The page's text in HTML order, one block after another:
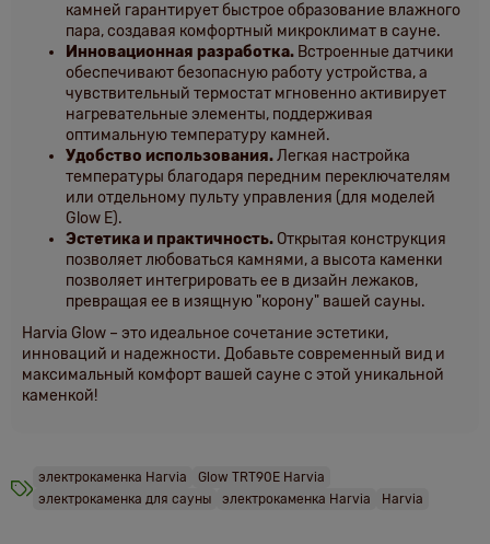
камней гарантирует быстрое образование влажного
пара, создавая комфортный микроклимат в сауне.
Инновационная разработка. Встроенные датчики
обеспечивают безопасную работу устройства, а
чувствительный термостат мгновенно активирует
нагревательные элементы, поддерживая
оптимальную температуру камней.
Удобство использования.Легкая настройка
температуры благодаря передним переключателям
или отдельному пульту управления (для моделей
Glow E).
Эстетика и практичность. Открытая конструкция
позволяет любоваться камнями, а высота каменки
позволяет интегрировать ее в дизайн лежаков,
превращая ее в изящную "корону" вашей сауны.
Harvia Glow – это идеальное сочетание эстетики,
инноваций и надежности. Добавьте современный вид и
максимальный комфорт вашей сауне с этой уникальной
каменкой!
электрокаменка Harvia
Glow TRT90E Harvia
электрокаменка для сауны
электрокаменка Harvia Harvia